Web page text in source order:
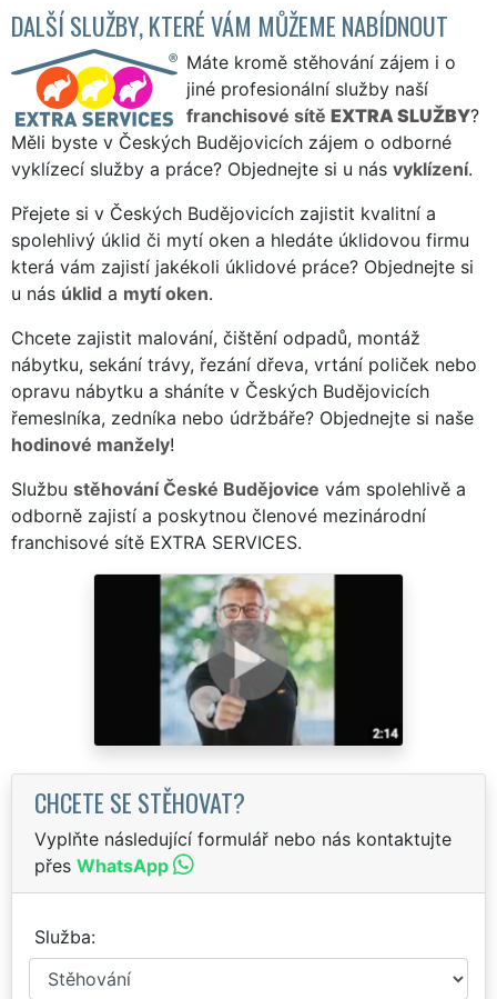
DALŠÍ SLUŽBY, KTERÉ VÁM MŮŽEME NABÍDNOUT
Máte kromě stěhování zájem i o
jiné profesionální služby naší
franchisové sítě EXTRA SLUŽBY?
Měli byste v Českých Budějovicích zájem o odborné
vyklízecí služby a práce? Objednejte si u nás vyklízení.
Přejete si v Českých Budějovicích zajistit kvalitní a
spolehlivý úklid či mytí oken a hledáte úklidovou firmu
která vám zajistí jakékoli úklidové práce? Objednejte si
u nás úklid a mytí oken.
Chcete zajistit malování, čištění odpadů, montáž
nábytku, sekání trávy, řezání dřeva, vrtání poliček nebo
opravu nábytku a sháníte v Českých Budějovicích
řemeslníka, zedníka nebo údržbáře? Objednejte si naše
hodinové manžely!
Službu stěhování České Budějovice vám spolehlivě a
odborně zajistí a poskytnou členové mezinárodní
franchisové sítě EXTRA SERVICES.
CHCETE SE STĚHOVAT?
Vyplňte následující formulář nebo nás kontaktujte
přes WhatsApp
Služba